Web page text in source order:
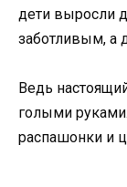
дети выросли
заботливым, а
Ведь
голыми руками.
распашонки и